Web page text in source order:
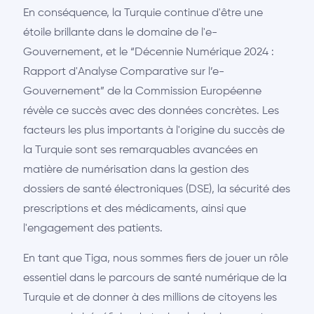
En conséquence, la Turquie continue d'être une
étoile brillante dans le domaine de l'e-
Gouvernement, et le “Décennie Numérique 2024 :
Rapport d'Analyse Comparative sur l’e-
Gouvernement” de la Commission Européenne
révèle ce succès avec des données concrètes. Les
facteurs les plus importants à l'origine du succès de
la Turquie sont ses remarquables avancées en
matière de numérisation dans la gestion des
dossiers de santé électroniques (DSE), la sécurité des
prescriptions et des médicaments, ainsi que
l'engagement des patients.
En tant que Tiga, nous sommes fiers de jouer un rôle
essentiel dans le parcours de santé numérique de la
Turquie et de donner à des millions de citoyens les